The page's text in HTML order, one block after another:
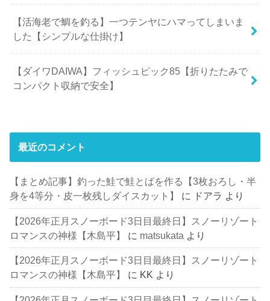
【活海老で鯛を釣る】一つテンヤにハマってしまいま
した【シンプルな仕掛け】
【ダイワDAIWA】フィッシュピック85【折りたたみで
コンパクト収納で安全】
最近のコメント
【まとめ記事】釣った鮭で鮭とばを作る【3枚おろし・半
身を4等分・皮一枚残しダイスカット】
に ドアラ より
【2026年正月スノーボード3日目最終日】スノーリゾート
ロマンスの神様【木島平】
に matsukata より
【2026年正月スノーボード3日目最終日】スノーリゾート
ロマンスの神様【木島平】
に KK より